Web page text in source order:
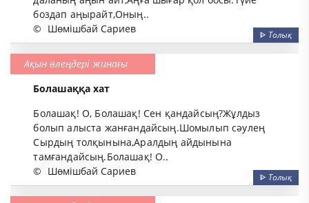
боздап аңырайт,Оның..
© Шөмішбай Сариев ᐈ Толық
Ақын өлеңдері жинағы
Болашаққа хат
Болашақ! О, Болашақ! Сен қандайсың?Жұлдыз
болып алыста жанғандайсың.Шомылып сәулең
Сырдың толқынына,Аралдың айдынына
тамғандайсың.Болашақ! О..
© Шөмішбай Сариев ᐈ Толық